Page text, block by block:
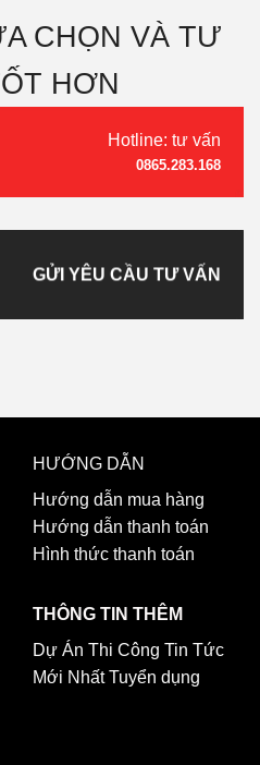
CHỌN VÀ TƯ
HƠN
Hotline: tư vấn
0865.283.168
GỬI YÊU CẦU TƯ VẤN
HƯỚNG DẪN
Hướng dẫn mua hàng
Hướng dẫn thanh toán
Hình thức thanh toán
THÔNG TIN THÊM
Dự Án Thi Công Tin Tức
Mới Nhất Tuyển dụng